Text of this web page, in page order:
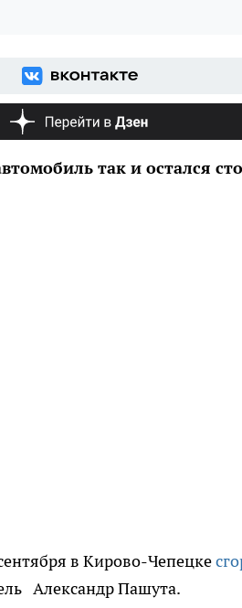
так и остался
в Кирово-Чепецке
Александр Пашута.